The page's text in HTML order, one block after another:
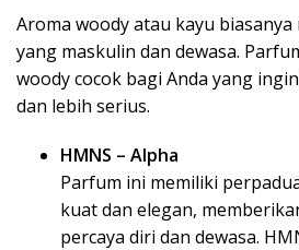
Aroma woody atau kayu
yang maskulin dan dewasa.
woody cocok bagi Anda yang
dan lebih serius.
HMNS – Alpha
Parfum ini memiliki
kuat dan elegan,
percaya diri dan dewasa.